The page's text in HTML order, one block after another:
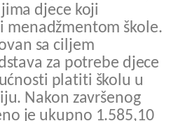
djece koji
menadžmentom škole.
sa ciljem
za potrebe djece
platiti školu u
Nakon završenog
je ukupno 1.585,10